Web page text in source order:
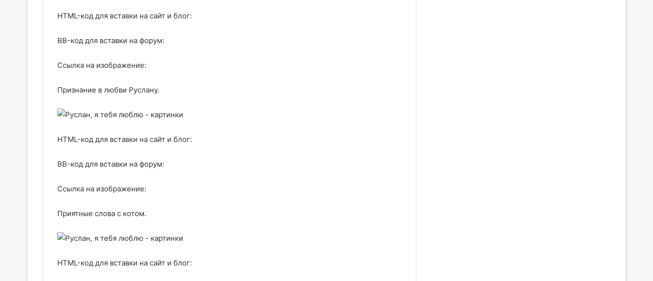
HTML-код для вставки на сайт и блог:
BB-код для вставки на форум:
Ссылка на изображение:
Признание в любви Руслану.
HTML-код для вставки на сайт и блог:
BB-код для вставки на форум:
Ссылка на изображение:
Приятные слова с котом.
HTML-код для вставки на сайт и блог: